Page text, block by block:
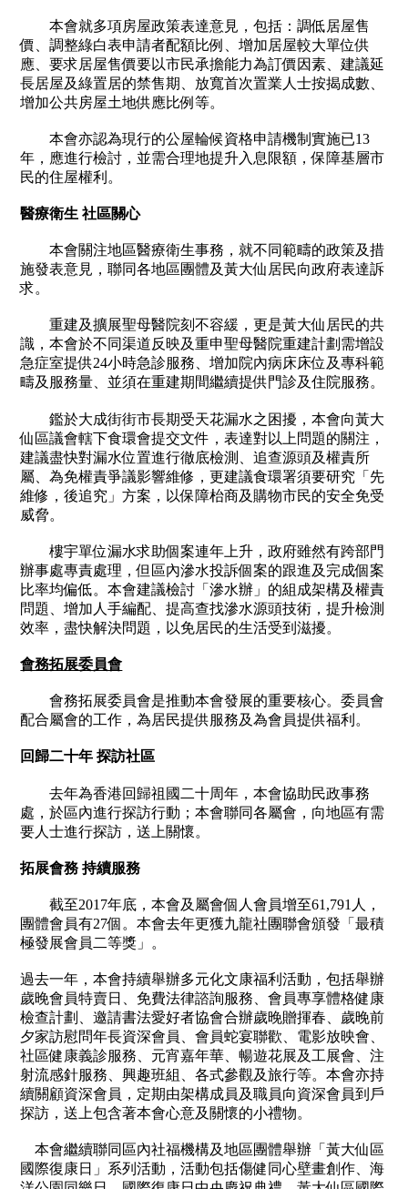
本會就多項房屋政策表達意見，包括：調低居屋售
價、調整綠白表申請者配額比例、增加居屋較大單位供
應、要求居屋售價要以市民承擔能力為訂價因素、建議延
長居屋及綠置居的禁售期、放寬首次置業人士按揭成數、
增加公共房屋土地供應比例等。
本會亦認為現行的公屋輪候資格申請機制實施已13
年，應進行檢討，並需合理地提升入息限額，保障基層市
民的住屋權利。
醫療衛生 社區關心
本會關注地區醫療衛生事務，就不同範疇的政策及措
施發表意見，聯同各地區團體及黃大仙居民向政府表達訴
求。
重建及擴展聖母醫院刻不容緩，更是黃大仙居民的共
識，本會於不同渠道反映及重申聖母醫院重建計劃需增設
急症室提供24小時急診服務、增加院內病床床位及專科範
疇及服務量、並須在重建期間繼續提供門診及住院服務。
鑑於大成街街市長期受天花漏水之困擾，本會向黃大
仙區議會轄下食環會提交文件，表達對以上問題的關注，
建議盡快對漏水位置進行徹底檢測、追查源頭及權責所
屬、為免權責爭議影響維修，更建議食環署須要研究「先
維修，後追究」方案，以保障枱商及購物市民的安全免受
威脅。
樓宇單位漏水求助個案連年上升，政府雖然有跨部門
辦事處專責處理，但區內滲水投訴個案的跟進及完成個案
比率均偏低。本會建議檢討「滲水辦」的組成架構及權責
問題、增加人手編配、提高查找滲水源頭技術，提升檢測
效率，盡快解決問題，以免居民的生活受到滋擾。
會務拓展委員會
會務拓展委員會是推動本會發展的重要核心。委員會
配合屬會的工作，為居民提供服務及為會員提供福利。
回歸二十年 探訪社區
去年為香港回歸祖國二十周年，本會協助民政事務
處，於區內進行探訪行動；本會聯同各屬會，向地區有需
要人士進行探訪，送上關懷。
拓展會務 持續服務
截至2017年底，本會及屬會個人會員增至61,791 人，
團體會員有27個。本會去年更獲九龍社團聯會頒發「最積
極發展會員二等獎」。
過去一年，本會持續舉辦多元化文康福利活動，包括舉辦
歲晚會員特賣日、免費法律諮詢服務、會員專享體格健康
檢查計劃、邀請書法愛好者協會合辦歲晚贈揮春、歲晚前
夕家訪慰問年長資深會員、會員蛇宴聯歡、電影放映會、
社區健康義診服務、元宵嘉年華、暢遊花展及工展會、注
射流感針服務、興趣班組、各式參觀及旅行等。本會亦持
續關顧資深會員，定期由架構成員及職員向資深會員到戶
探訪，送上包含著本會心意及關懷的小禮物。
本會繼續聯同區內社福機構及地區團體舉辦「黃大仙區
國際復康日」系列活動，活動包括傷健同心壁畫創作、海